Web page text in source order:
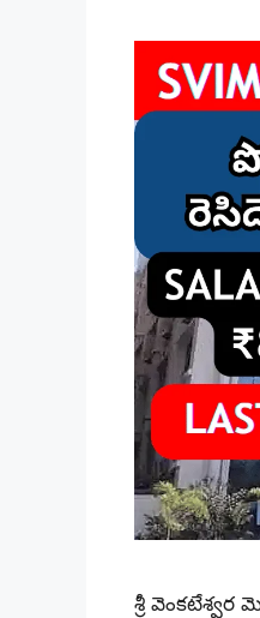
శ్రీ వెంకటేశ్వర